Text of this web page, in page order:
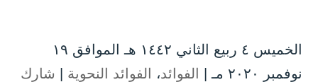
الخميس ٤ ربيع الثاني ۱٤٤۲ هـ الموافق ۱۹
نوفمبر ۲۰۲۰ مـ |
الفوائد، الفوائد النحوية | شارك